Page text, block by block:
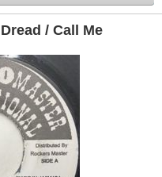
/ Call Me